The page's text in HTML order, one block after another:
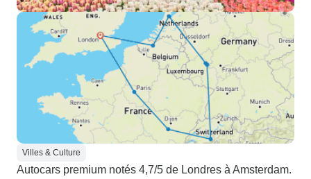
Villes & Culture
Autocars premium notés 4,7/5 de Londres à Amsterdam.